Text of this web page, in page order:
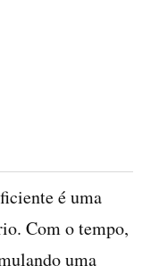
é uma
Com o tempo,
uma